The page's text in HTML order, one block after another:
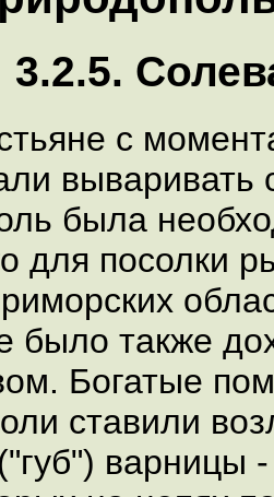
3.2.5.
с
вываривать
была
для посолки
было также
Богатые
ставили
варницы